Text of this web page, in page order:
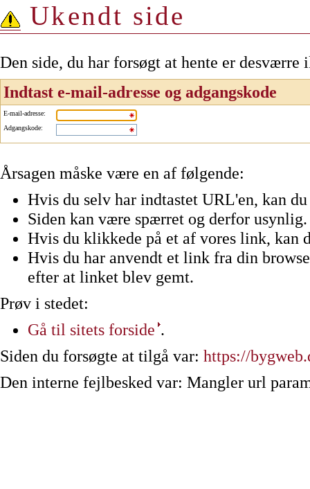
Ukendt side
Den side, du har forsøgt at hente er
Indtast e-mail-adresse og adgangskode
E-mail-adresse:
Adgangskode:
Årsagen måske være en af følgende:
Hvis du selv har indtastet URL'en, kan
Siden kan være spærret og derfor usynlig.
Hvis du klikkede på et af vores link, kan
Hvis du har anvendt et link fra din
efter at linket blev gemt.
Prøv i stedet:
Gå til sitets forside .
Siden du forsøgte at tilgå var: https://
Den interne fejlbesked var: Mangler url